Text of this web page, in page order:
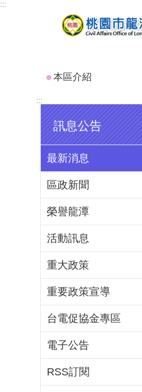
跳到主要內容區塊
:::
本區介紹
:::
訊息公告
最新消息
區政新聞
榮譽龍潭
活動訊息
重大政策
重要政策宣導
台電促協金專區
電子公告
RSS訂閱